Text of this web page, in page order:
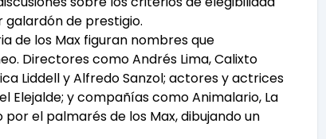
de prestigio.
de los Max figuran nombres que
Directores como Andrés Lima, Calixto
Liddell y Alfredo Sanzol; actores y actrices
Elejalde; y compañías como Animalario, La
el palmarés de los Max, dibujando un